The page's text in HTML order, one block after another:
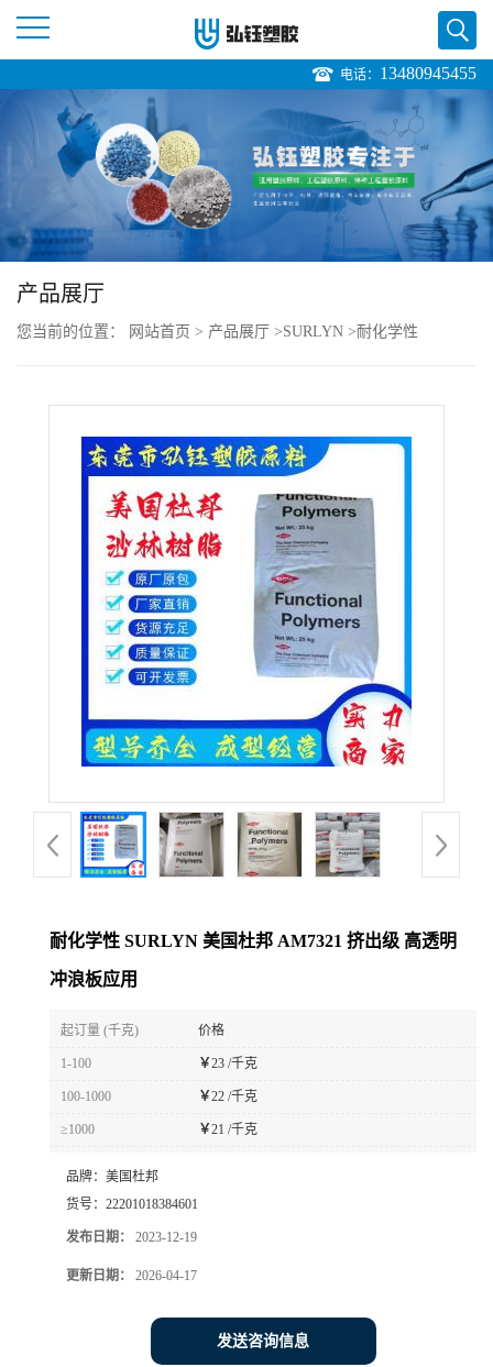
页
公
品
展
证
电话： 13480945455
产品展厅
您当前的位置： 网站首页 > 产品展厅 >SURLYN >耐化学性
耐化学性 SURLYN 美国杜邦 AM7321 挤出级 高透明
冲浪板应用
起订量 (千克) 价格
1-100 ￥23 /千克
100-1000 ￥22 /千克
≥1000 ￥21 /千克
品牌： 美国杜邦
货号： 22201018384601
发布日期： 2023-12-19
更新日期： 2026-04-17
发送咨询信息